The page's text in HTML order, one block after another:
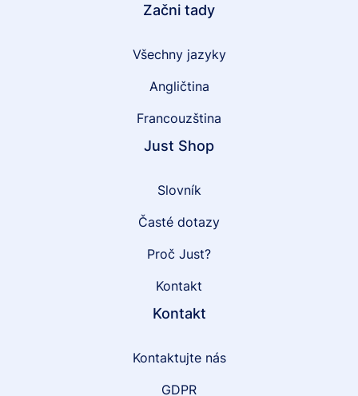
Začni tady
Všechny jazyky
Angličtina
Francouzština
Just Shop
Slovník
Časté dotazy
Proč Just?
Kontakt
Kontakt
Kontaktujte nás
GDPR